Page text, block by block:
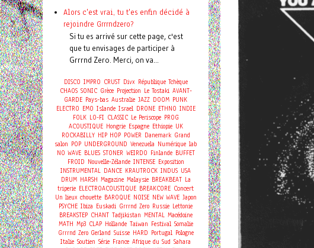
Alors c'est vrai, tu t'es enfin décidé à
rejoindre Grrrndzero?
Si tu es arrivé sur cette page, c'est
que tu envisages de participer à
Grrrnd Zero. Merci, on va...
DISCO IMPRO CRUST Divx République Tchèque
CHAOS SONIC Grèce Projection Le Tostaki AVANT-
GARDE Pays-bas Australie JAZZ DOOM PUNK
ELECTRO EMO Islande Israel DRONE ETHNO INDIE
FOLK LO-FI CLASSIC Le Periscope PROG
ACOUSTIQUE Hongrie Espagne Ethiopie UK
ROCKABILLY HIP HOP POWER Danemark Grand
salon POP UNDERGROUND Venezuela Numérique lab
NO WAVE BLUES STONER WEIRDO Finlande BUFFET
FROID Nouvelle-Zélande INTENSE Exposition
INSTRUMENTAL DANCE KRAUTROCK INDUS USA
DRUM HARSH Magazine Malaysie BREAKBEAT La
triperie ELECTROACOUSTIQUE BREAKCORE Concert
Un lieux chouette BAROQUE NOISE NEW WAVE Japon
PSYCHE Ibiza Euskadi Grrrnd Zero Russie Lettonie
BREAKSTEP CHANT Tadjikistan MENTAL Macédoine
MATH Mp3 CLAP Hollande Taiwan Festival Somalie
Grrrnd Zero Gerland Suisse HARD Portugal Pologne
Italie Soutien Série France Afrique du Sud Sahara